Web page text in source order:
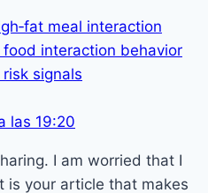
meal interaction
interaction behavior
signals
las 19:20
I am worried that I
is your article that makes